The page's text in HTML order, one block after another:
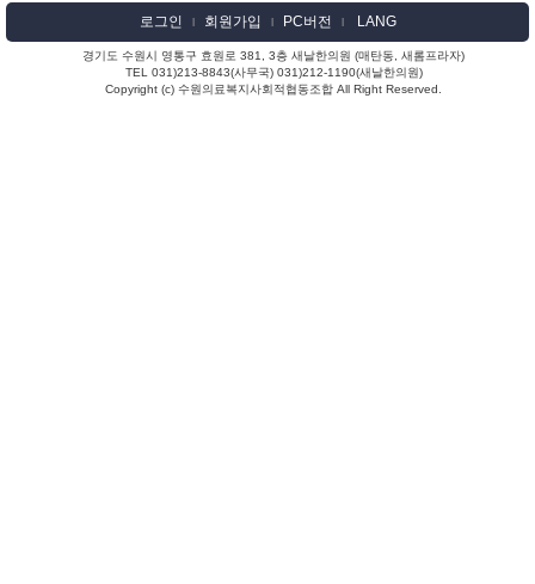
로그인 l 회원가입 l PC버전 l LANG
경기도 수원시 영통구 효원로 381, 3층 새날한의원 (매탄동, 새롬프라자)
TEL 031)213-8843(사무국) 031)212-1190(새날한의원)
Copyright (c) 수원의료복지사회적협동조합 All Right Reserved.